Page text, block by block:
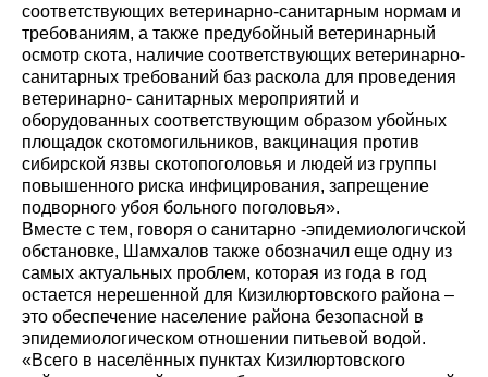
соответствующих ветеринарно-санитарным нормам и
требованиям, а также предубойный ветеринарный
осмотр скота, наличие соответствующих ветеринарно-
санитарных требований баз раскола для проведения
ветеринарно- санитарных мероприятий и
оборудованных соответствующим образом убойных
площадок скотомогильников, вакцинация против
сибирской язвы скотопоголовья и людей из группы
повышенного риска инфицирования, запрещение
подворного убоя больного поголовья».
Вместе с тем, говоря о санитарно -эпидемиологичской
обстановке, Шамхалов также обозначил еще одну из
самых актуальных проблем, которая из года в год
остается нерешенной для Кизилюртовского района –
это обеспечение население района безопасной в
эпидемиологическом отношении питьевой водой.
«Всего в населённых пунктах Кизилюртовского